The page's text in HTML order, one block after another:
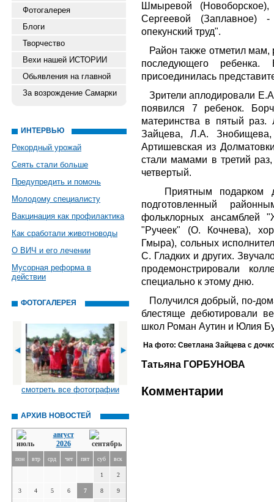
Фотогалерея
Блоги
Творчество
Вехи нашей ИСТОРИИ
Обьявления на главной
За возрождение Самарки
ИНТЕРВЬЮ
Рекордный урожай
Сеять стали больше
Предупредить и помочь
Молодому специалисту
Вакцинация как профилактика
Как сработали животноводы
О ВИЧ и его лечении
Мусорная реформа в
действии
ФОТОГАЛЕРЕЯ
смотреть все фотографии
АРХИВ НОВОСТЕЙ
август
2026
пон втр срд чет пят суб вск
1 2
3 4 5 6 7 8 9
Шмыревой
Сергеевой (Заплавное)
опекунский труд".
Район также отметил мам,
последующего
присоединилась
Зрители аплодировали
появился 7 ребенок.
материнства в пятый
Зайцева, Л.А.
Артишевская из
стали мамами в третий
четвертый.
Приятным подарком
подготовленный
фольклорных ансамблей
"Ручеек" (О. Кочнева),
Гмыра), сольных
С. Гладких и других.
продемонстрировали
специально к этому дню.
Получился добрый, по-
блестяще дебютировали
школ Роман Аутин и Юлия
На фото: Светлана Зайцева с
Татьяна ГОРБУНОВА
Комментарии